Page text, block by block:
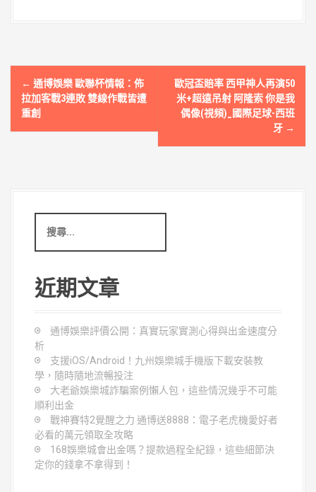
文
章
導
← 通博娛樂 歐聯杯情報：佈
拉加客戰3連敗 雙線作戰皆遭
重創
歐冠盃賠率 西甲神人再演50
米+超遠吊射 阿隆索 你是我
偶像(視頻)_國際足球-西班
牙 →
關
字
:近期文章
通博娛樂評價公開：真實玩家實測心得與出金速度分
析
支援iOS/Android！九州娛樂城手機版下載安裝教
學，隨時隨地流暢投注
大老爺娛樂城詐騙案例懶人包，這些情況幾乎不可能
順利出金
戰神賽特2覺醒之力 通博送8888：電子老虎機愛好者
必看的萬元領取全攻略
168娛樂城會出金嗎？提款過程全紀錄，這些細節決
定你的錢拿不拿得到！